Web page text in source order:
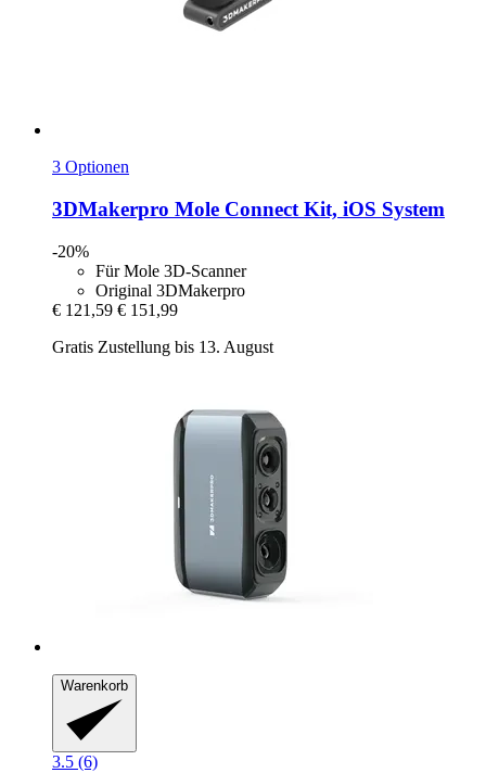
3 Optionen
3DMakerpro Mole Connect Kit, iOS System
-20%
Für Mole 3D-Scanner
Original 3DMakerpro
€ 121,59 € 151,99
Gratis Zustellung bis 13. August
Warenkorb
3.5 (6)